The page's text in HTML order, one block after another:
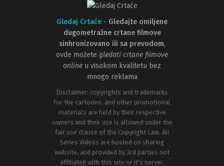
Gledaj Crtaće - Gledajte omiljene
dugometražne crtane filmove
sinhronizovano ili sa prevodom,
ovde možete gledati crtane filmove
online u visokom kvalitetu bez
mnogo reklama
Disclaimer: copyrights and trademarks
for the cartoons, and other promotional
materials are held by their respective
owners and their use is allowed under the
fair use clause of the Copyright Law. All
Series Videos are hosted on sharing
website, and provided by 3rd parties not
affiliated with this site or it's server.